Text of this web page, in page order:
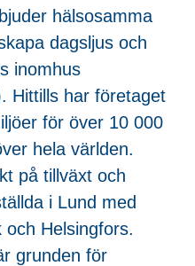
hälsosamma
dagsljus och
inomhus
Hittills har företaget
för över 10 000
hela världen.
på tillväxt och
i Lund med
och Helsingfors.
grunden för